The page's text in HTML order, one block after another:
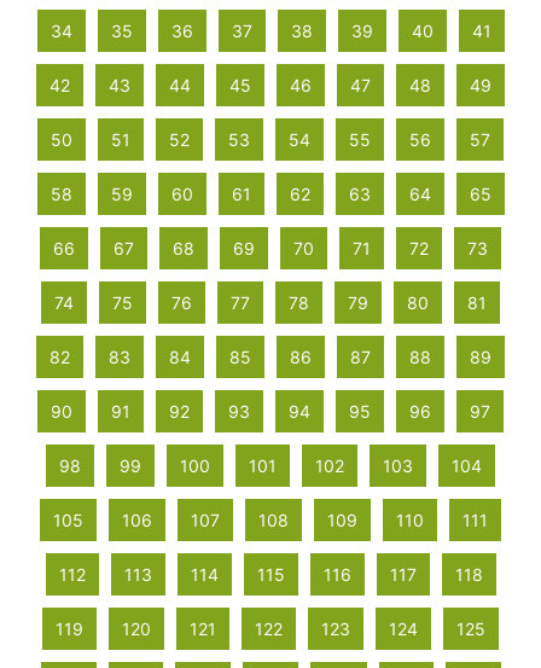
34 35 36 37 38 39 40 41
42 43 44 45 46 47 48 49
50 51 52 53 54 55 56 57
58 59 60 61 62 63 64 65
66 67 68 69 70 71 72 73
74 75 76 77 78 79 80 81
82 83 84 85 86 87 88 89
90 91 92 93 94 95 96 97
98 99 100 101 102 103 104
105 106 107 108 109 110 111
112 113 114 115 116 117 118
119 120 121 122 123 124 125